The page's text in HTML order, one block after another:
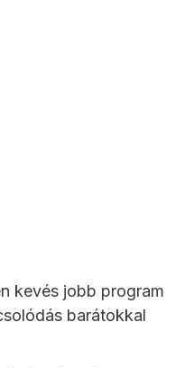
kevés jobb program
barátokkal